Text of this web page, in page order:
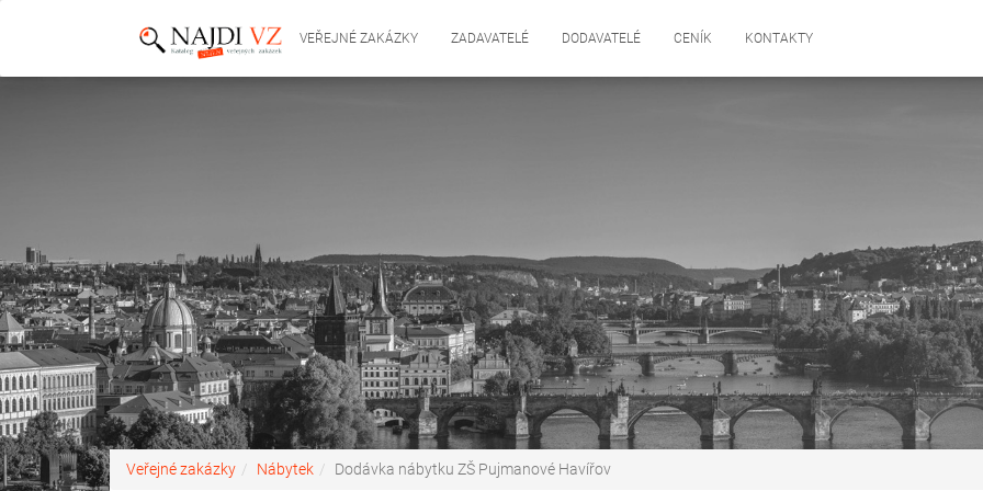
VEŘEJNÉ ZAKÁZKY ZADAVATELÉ DODAVATELÉ CENÍK KONTAKTY
Veřejné zakázky Nábytek Dodávka nábytku ZŠ Pujmanové Havířov